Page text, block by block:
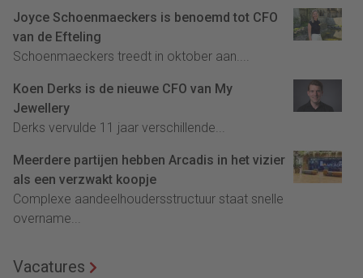
Joyce Schoenmaeckers is benoemd tot CFO
van de Efteling
Schoenmaeckers treedt in oktober aan....
Koen Derks is de nieuwe CFO van My
Jewellery
Derks vervulde 11 jaar verschillende...
Meerdere partijen hebben Arcadis in het vizier
als een verzwakt koopje
Complexe aandeelhoudersstructuur staat snelle
overname...
Vacatures